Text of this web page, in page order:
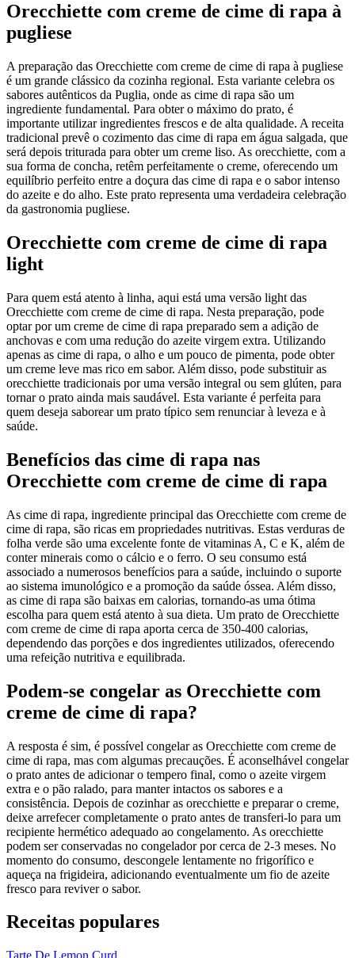
Orecchiette com creme de cime di rapa à
pugliese
A preparação das Orecchiette com creme de cime di rapa à pugliese
é um grande clássico da cozinha regional. Esta variante celebra os
sabores autênticos da Puglia, onde as cime di rapa são um
ingrediente fundamental. Para obter o máximo do prato, é
importante utilizar ingredientes frescos e de alta qualidade. A receita
tradicional prevê o cozimento das cime di rapa em água salgada, que
será depois triturada para obter um creme liso. As orecchiette, com a
sua forma de concha, retêm perfeitamente o creme, oferecendo um
equilíbrio perfeito entre a doçura das cime di rapa e o sabor intenso
do azeite e do alho. Este prato representa uma verdadeira celebração
da gastronomia pugliese.
Orecchiette com creme de cime di rapa
light
Para quem está atento à linha, aqui está uma versão light das
Orecchiette com creme de cime di rapa. Nesta preparação, pode
optar por um creme de cime di rapa preparado sem a adição de
anchovas e com uma redução do azeite virgem extra. Utilizando
apenas as cime di rapa, o alho e um pouco de pimenta, pode obter
um creme leve mas rico em sabor. Além disso, pode substituir as
orecchiette tradicionais por uma versão integral ou sem glúten, para
tornar o prato ainda mais saudável. Esta variante é perfeita para
quem deseja saborear um prato típico sem renunciar à leveza e à
saúde.
Benefícios das cime di rapa nas
Orecchiette com creme de cime di rapa
As cime di rapa, ingrediente principal das Orecchiette com creme de
cime di rapa, são ricas em propriedades nutritivas. Estas verduras de
folha verde são uma excelente fonte de vitaminas A, C e K, além de
conter minerais como o cálcio e o ferro. O seu consumo está
associado a numerosos benefícios para a saúde, incluindo o suporte
ao sistema imunológico e a promoção da saúde óssea. Além disso,
as cime di rapa são baixas em calorias, tornando-as uma ótima
escolha para quem está atento à sua dieta. Um prato de Orecchiette
com creme de cime di rapa aporta cerca de 350-400 calorias,
dependendo das porções e dos ingredientes utilizados, oferecendo
uma refeição nutritiva e equilibrada.
Podem-se congelar as Orecchiette com
creme de cime di rapa?
A resposta é sim, é possível congelar as Orecchiette com creme de
cime di rapa, mas com algumas precauções. É aconselhável congelar
o prato antes de adicionar o tempero final, como o azeite virgem
extra e o pão ralado, para manter intactos os sabores e a
consistência. Depois de cozinhar as orecchiette e preparar o creme,
deixe arrefecer completamente o prato antes de transferi-lo para um
recipiente hermético adequado ao congelamento. As orecchiette
podem ser conservadas no congelador por cerca de 2-3 meses. No
momento do consumo, descongele lentamente no frigorífico e
aqueça na frigideira, adicionando eventualmente um fio de azeite
fresco para reviver o sabor.
Receitas populares